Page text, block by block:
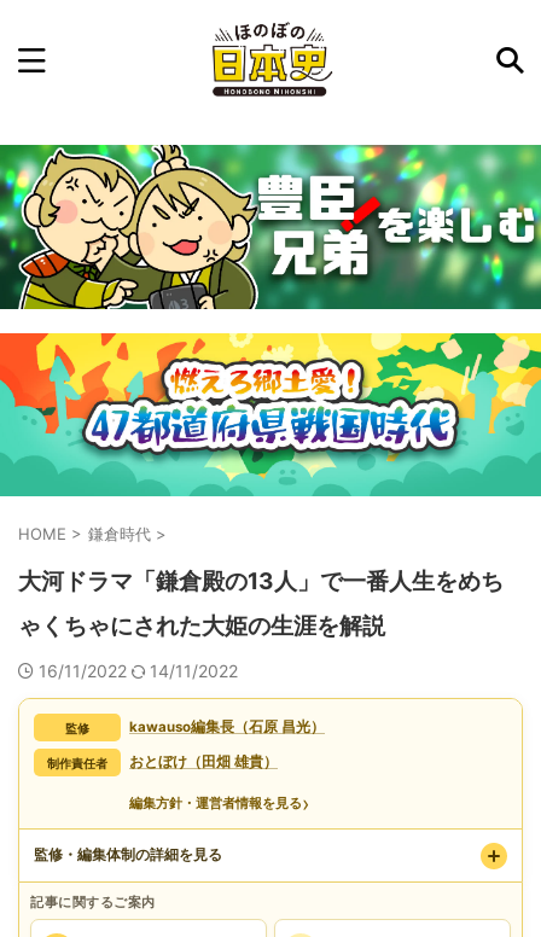
気になった日本史の事件や人物、時代などを入力して
ね。中の人が24時間手動で検索結果を提示するよ（嘘
です）
例：織田信長 長篠の戦い
HOME > 鎌倉時代 >
大河ドラマ「鎌倉殿の13人」で一番人生をめち
ゃくちゃにされた大姫の生涯を解説
16/11/2022 14/11/2022
監修 kawauso編集長（石原 昌光）
制作責任者 おとぼけ（田畑 雄貴）
編集方針・運営者情報を見る›
監修・編集体制の詳細を見る
記事に関するご案内